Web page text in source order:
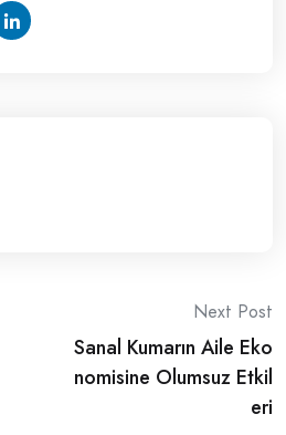
Next Post
Sanal Kumarın Aile Eko
nomisine Olumsuz Etkil
eri